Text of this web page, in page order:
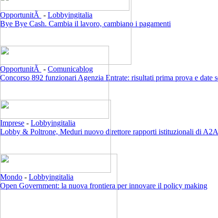
OpportunitÃ - Lobbyingitalia
Bye Bye Cash. Cambia il lavoro, cambiano i pagamenti
OpportunitÃ - Comunicablog
Concorso 892 funzionari Agenzia Entrate: risultati prima prova e date
Imprese - Lobbyingitalia
Lobby & Poltrone, Meduri nuovo direttore rapporti istituzionali di A2A
Mondo - Lobbyingitalia
Open Government: la nuova frontiera per innovare il policy making